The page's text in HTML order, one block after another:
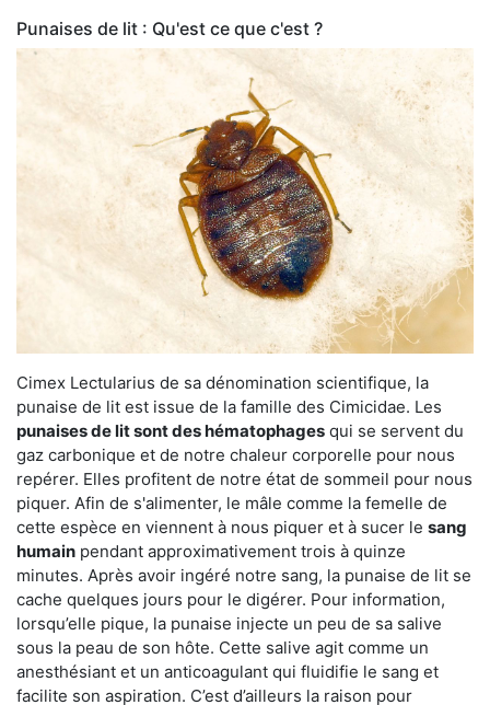
Punaises de lit : Qu'est ce que c'est ?
Cimex Lectularius de sa dénomination scientifique, la
punaise de lit est issue de la famille des Cimicidae. Les
punaises de lit sont des hématophages qui se servent du
gaz carbonique et de notre chaleur corporelle pour nous
repérer. Elles profitent de notre état de sommeil pour nous
piquer. Afin de s'alimenter, le mâle comme la femelle de
cette espèce en viennent à nous piquer et à sucer le sang
humain pendant approximativement trois à quinze
minutes. Après avoir ingéré notre sang, la punaise de lit se
cache quelques jours pour le digérer. Pour information,
lorsqu’elle pique, la punaise injecte un peu de sa salive
sous la peau de son hôte. Cette salive agit comme un
anesthésiant et un anticoagulant qui fluidifie le sang et
facilite son aspiration. C’est d’ailleurs la raison pour